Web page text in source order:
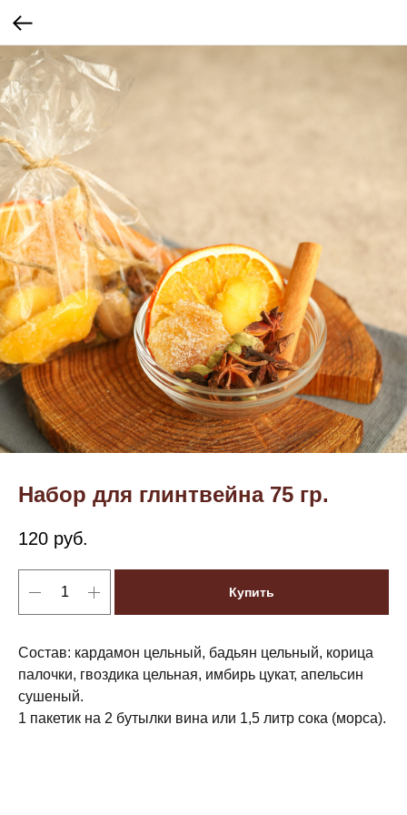
Набор для глинтвейна 75 гр.
120 руб.
Купить
Состав: кардамон цельный, бадьян цельный, корица
палочки, гвоздика цельная, имбирь цукат, апельсин
сушеный.
1 пакетик на 2 бутылки вина или 1,5 литр сока (морса).